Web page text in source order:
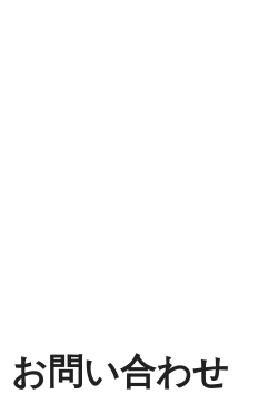
お問い合わせ